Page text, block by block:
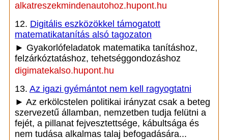
alkatreszekmindenautohoz.hupont.hu
12. Digitális eszközökkel támogatott
matematikatanítás alsó tagozaton
► Gyakorlófeladatok matematika tanításhoz,
felzárkóztatáshoz, tehetséggondozáshoz
digimatekalso.hupont.hu
13. Az igazi gyémántot nem kell ragyogtatni
► Az erkölcstelen politikai irányzat csak a beteg
szervezetű államban, nemzetben tudja felütni a
fejét, a pillanat fejvesztettsége, kábultsága és
nem tudása alkalmas talaj befogadására...